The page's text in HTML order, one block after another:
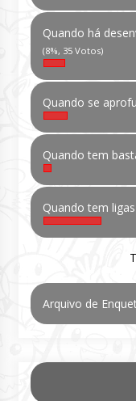
Quando há
(8%, 35 Votos)
Quando se
Quando tem
Quando tem
Arquivo de